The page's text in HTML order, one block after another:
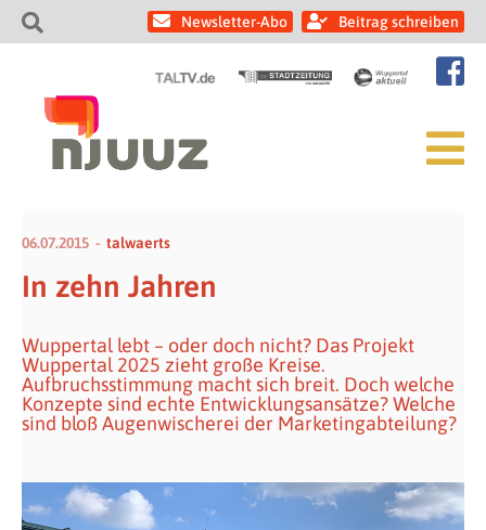
Newsletter-Abo Beitrag schreiben
06.07.2015 talwaerts
In zehn Jahren
Wuppertal lebt – oder doch nicht? Das Projekt
Wuppertal 2025 zieht große Kreise.
Aufbruchsstimmung macht sich breit. Doch welche
Konzepte sind echte Entwicklungsansätze? Welche
sind bloß Augenwischerei der Marketingabteilung?